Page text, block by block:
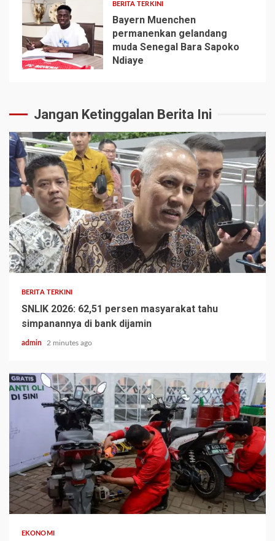
5
BERITA TERKINI
Bayern Muenchen
permanenkan gelandang
muda Senegal Bara Sapoko
Ndiaye
Jangan Ketinggalan Berita Ini
BERITA TERKINI
SNLIK 2026: 62,51 persen masyarakat tahu
simpanannya di bank dijamin
admin 2 minutes ago
EKONOMI